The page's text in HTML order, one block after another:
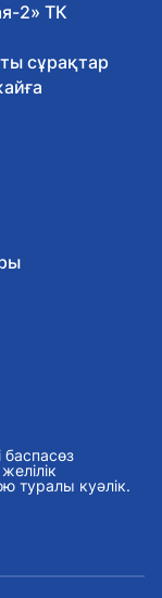
2» ТК
сұрақтар
туралы куәлік.